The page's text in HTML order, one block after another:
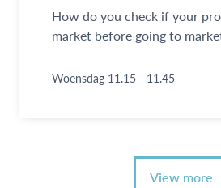
How do you check if your
market before going to
Woensdag 11.15 - 11.45
View more